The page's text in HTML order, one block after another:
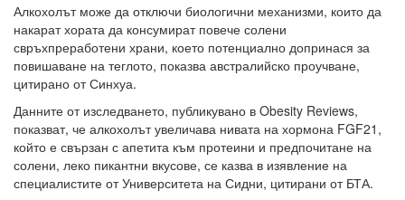
Алкохолът може да отключи биологични механизми, които да
накарат хората да консумират повече солени
свръхпреработени храни, което потенциално допринася за
повишаване на теглото, показва австралийско проучване,
цитирано от Синхуа.
Данните от изследването, публикувано в Obesity Reviews,
показват, че алкохолът увеличава нивата на хормона FGF21,
който е свързан с апетита към протеини и предпочитане на
солени, леко пикантни вкусове, се казва в изявление на
специалистите от Университета на Сидни, цитирани от БТА.